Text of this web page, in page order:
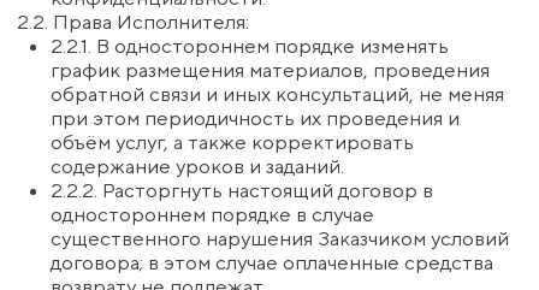
наставников, привлекаемых Исполнителем, а
также за активное участие в процессе обучения
или развития бизнеса.
2.4. Права Заказчика:
2.4.1. Заказчик, являясь потребителем услуг,
имеет права, предусмотренные
законодательством Эстонии, включая право на
качественное исполнение услуг, получение
полной и достоверной информации об услугах и
право на возврат денежных средств в случаях,
предусмотренных законом.
2.4.2. Все споры между сторонами разрешаются
в первую очередь путём переговоров; при
невозможности урегулирования спора — в
компетентном суде по месту нахождения
Исполнителя.